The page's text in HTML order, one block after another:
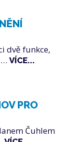
dvě funkce,
VÍCE...
PRO
Čuhlem